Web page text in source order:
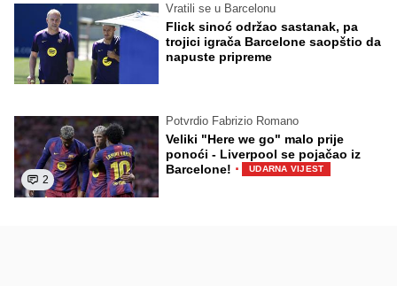
Vratili se u Barcelonu
Flick sinoć održao sastanak, pa
trojici igrača Barcelone saopštio da
napuste pripreme
2
Potvrdio Fabrizio Romano
Veliki "Here we go" malo prije
ponoći - Liverpool se pojačao iz
Barcelone! · UDARNA VIJEST